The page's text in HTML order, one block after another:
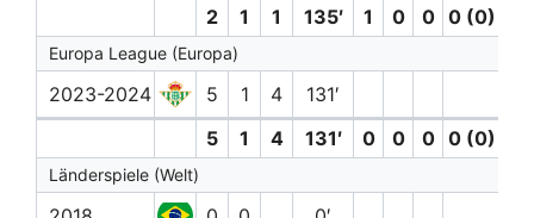
2
1 1 135′ 1 0 0 0 (0)
Europa League (Europa)
2023-2024 5 1 4
131′
5
1 4 131′ 0 0 0 0 (0)
Länderspiele (Welt)